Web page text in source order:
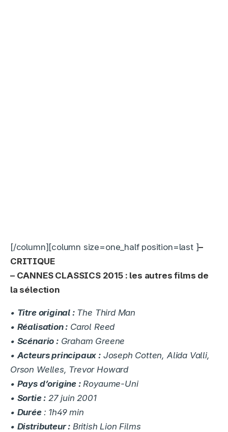
[/column][column size=one_half position=last ]–
CRITIQUE
– CANNES CLASSICS 2015 : les autres films de
la sélection
• Titre original :The Third Man
• Réalisation : Carol Reed
• Scénario :Graham Greene
• Acteurs principaux :Joseph Cotten, Alida Valli,
Orson Welles, Trevor Howard
• Pays d’origine :Royaume-Uni
• Sortie : 27 juin 2001
• Durée : 1h49 min
• Distributeur : British Lion Films